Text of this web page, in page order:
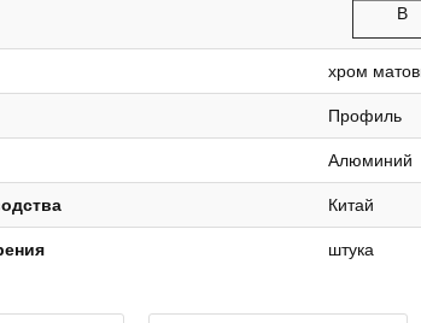
B
хром
Профиль
Алюминий
Китай
штука